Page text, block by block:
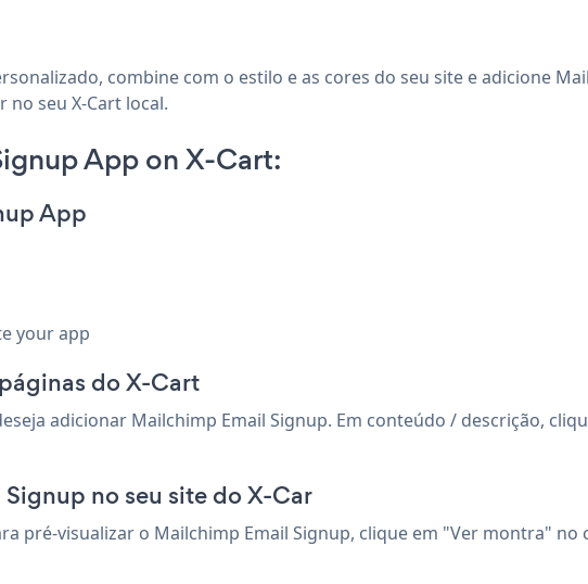
combine com o estilo e as cores do seu site e adicione
seu X-Cart local.
App on X-Cart:
App
your app
do X-Cart
adicionar Mailchimp Email Signup. Em conteúdo / descrição,
no seu site do X-Car
pré-visualizar o Mailchimp Email Signup, clique em "Ver montra"